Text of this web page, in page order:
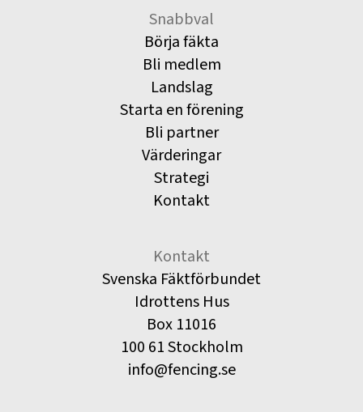
Snabbval
Börja fäkta
Bli medlem
Landslag
Starta en förening
Bli partner
Värderingar
Strategi
Kontakt
Kontakt
Svenska Fäktförbundet
Idrottens Hus
Box 11016
100 61 Stockholm
info@fencing.se